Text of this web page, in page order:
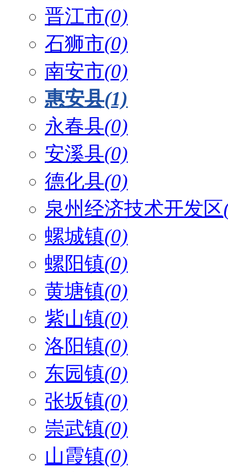
晋江市(0)
石狮市(0)
南安市(0)
惠安县(1)
永春县(0)
安溪县(0)
德化县(0)
泉州经济技术开发区
螺城镇(0)
螺阳镇(0)
黄塘镇(0)
紫山镇(0)
洛阳镇(0)
东园镇(0)
张坂镇(0)
崇武镇(0)
山霞镇(0)